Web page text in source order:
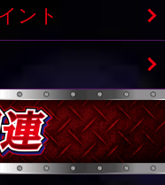
ント